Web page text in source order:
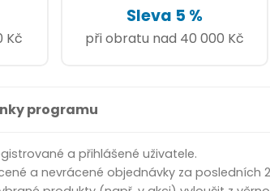
Kč
Sleva 5 %
při obratu nad 40 000 Kč
programu
a přihlášené uživatele.
a nevrácené objednávky za posledních